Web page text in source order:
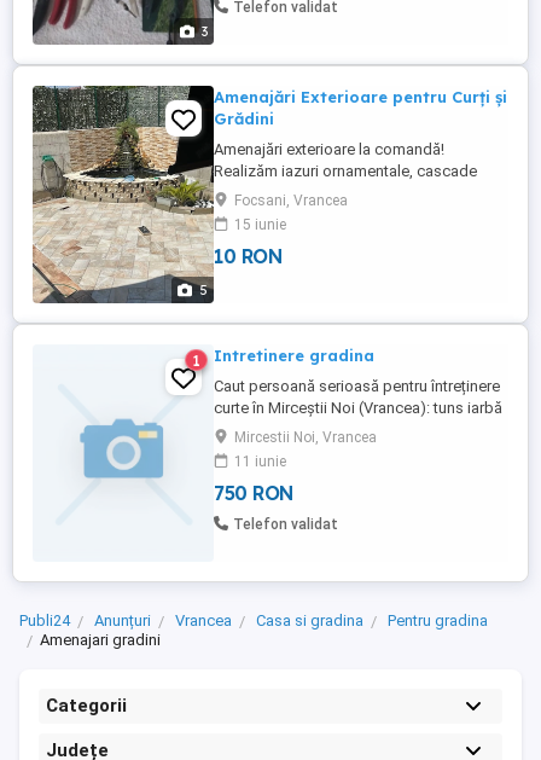
3
Telefon validat
5
Amenajări Exterioare pentru Curți și
Grădini
Amenajări exterioare la comandă!
Realizăm iazuri ornamentale, cascade
decorative, fântâni arteziene, pavaje și
amenajări pentru curți și grădini. De la idee
și construcție până la finisajele finale,
transformăm orice spațiu într-un loc de
Focsani, Vrancea
15 iunie
10 RON
1 Intretinere gradina
Caut persoană serioasă pentru întreținere
curte în Mirceștii Noi (Vrancea): tuns iarbă
săptămânal, strâns și evacuat iarba,
toaletat plante ornamentale o data pe
lună, tratament plante si gazon și
verificare sistem de udare cand este
necesar. Colaborare constantă, plătită.
Mircestii Noi, Vrancea
11 iunie
750 RON
Telefon validat
Publi24 Anunțuri Vrancea Casa si gradina
Pentru gradina
Amenajari gradini
Categorii
Județe